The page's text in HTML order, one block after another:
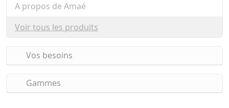
A propos de Amaé
Voir tous les produits
Vos besoins
Gammes